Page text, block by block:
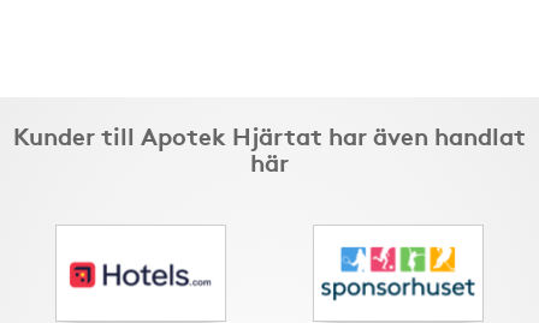
Kunder till Apotek Hjärtat har även handlat
här